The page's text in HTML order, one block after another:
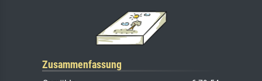
Zusammenfassung